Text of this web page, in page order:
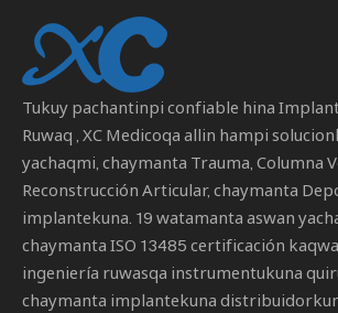
Tukuy pachantinpi confiable hina
Ruwaq , XC Medicoqa allin hampi
yachaqmi, chaymanta Trauma, Columna
Reconstrucción Articular, chaymanta
implantekuna. 19 watamanta aswan
chaymanta ISO 13485 certificación
ingeniería ruwasqa instrumentukuna
chaymanta implantekuna